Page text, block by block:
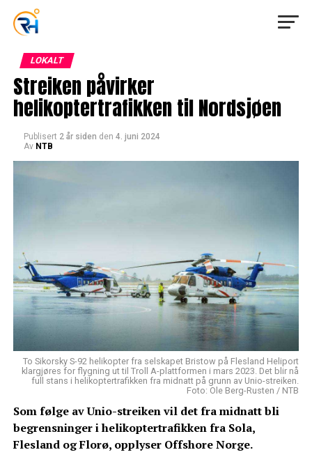
LOKALT
Streiken påvirker
helikoptertrafikken til Nordsjøen
Publisert 2 år siden den 4. juni 2024
Av NTB
To Sikorsky S-92 helikopter fra selskapet Bristow på Flesland Heliport
klargjøres for flygning ut til Troll A-plattformen i mars 2023. Det blir nå
full stans i helikoptertrafikken fra midnatt på grunn av Unio-streiken.
Foto: Ole Berg-Rusten / NTB
Som følge av Unio-streiken vil det fra midnatt bli
begrensninger i helikoptertrafikken fra Sola,
Flesland og Florø, opplyser Offshore Norge.